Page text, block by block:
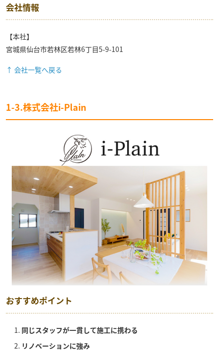
会社情報
【本社】
宮城県仙台市若林区若林6丁目5-9-101
↑ 会社一覧へ戻る
1-3.株式会社i-Plain
おすすめポイント
同じスタッフが一貫して施工に携わる
リノベーションに強み